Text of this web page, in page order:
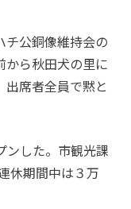
公銅像維持会の
から秋田犬の里に
席者全員で黙と
ンした。市観光課
休期間中は３万